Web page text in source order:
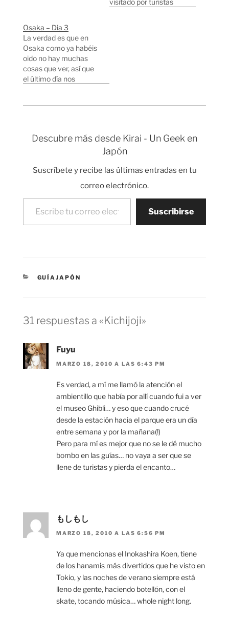
El parque…
Osaka – Dia 3
La verdad es que en
Osaka como ya habéis
oido no hay muchas
cosas que ver, así que
el último día nos
Namba, una de las
salir en la…
Descubre más desde Kirai - Un Geek en
Japón
Suscríbete y recibe las últimas entradas en tu
correo electrónico.
Escribe tu correo electrónico…
Suscribirse
CATEGORÍAS
GUÍAJAPÓN
31 respuestas a «Kichijoji»
Fuyu
MARZO 18, 2010 A LAS 6:43 PM
Es verdad, a mí me llamó la atención el
ambientillo que había por allí cuando fui a ver
el museo Ghibli… y eso que cuando crucé
desde la estación hacia el parque era un día
entre semana y por la mañana(!)
Pero para mí es mejor que no se le dé mucho
bombo en las guías… no vaya a ser que se
llene de turistas y pierda el encanto…
もしもし
MARZO 18, 2010 A LAS 6:56 PM
Ya que mencionas el Inokashira Koen, tiene
de los hanamis más divertidos que he visto en
Tokio, y las noches de verano siempre está
lleno de gente, haciendo botellón, con el
skate, tocando música… whole night long.